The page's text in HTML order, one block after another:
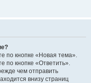
по кнопке «Новая тема».
по кнопке «Ответить».
чем отправить
внизу страниц